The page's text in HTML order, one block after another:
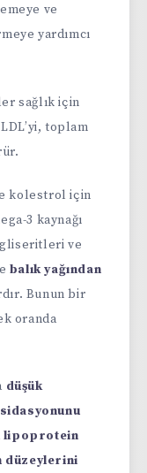
ve
yardımcı
sağlık için
toplam
kolestrol için
3 kaynağı
ve
balık yağından
Bunun bir
oranda
düşük
lipoprotein
düzeylerini